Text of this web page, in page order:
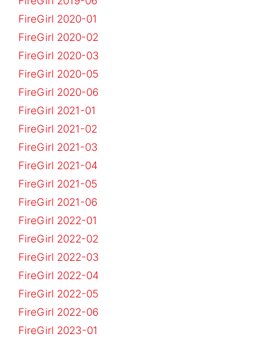
FireGirl 2020-01
FireGirl 2020-02
FireGirl 2020-03
FireGirl 2020-05
FireGirl 2020-06
FireGirl 2021-01
FireGirl 2021-02
FireGirl 2021-03
FireGirl 2021-04
FireGirl 2021-05
FireGirl 2021-06
FireGirl 2022-01
FireGirl 2022-02
FireGirl 2022-03
FireGirl 2022-04
FireGirl 2022-05
FireGirl 2022-06
FireGirl 2023-01